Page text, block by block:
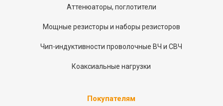
Аттенюаторы, поглотители
Мощные резисторы и наборы резисторов
Чип-индуктивности проволочные ВЧ и СВЧ
Коаксиальные нагрузки
Покупателям